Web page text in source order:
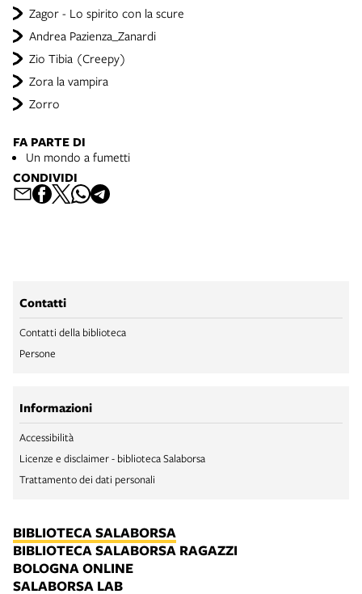
Zagor - Lo spirito con la scure
Andrea Pazienza_Zanardi
Zio Tibia (Creepy)
Zora la vampira
Zorro
FA PARTE DI
Un mondo a fumetti
CONDIVIDI
Contatti
Contatti della biblioteca
Persone
Informazioni
Accessibilità
Licenze e disclaimer - biblioteca Salaborsa
Trattamento dei dati personali
BIBLIOTECA SALABORSA
BIBLIOTECA SALABORSA RAGAZZI
BOLOGNA ONLINE
SALABORSA LAB